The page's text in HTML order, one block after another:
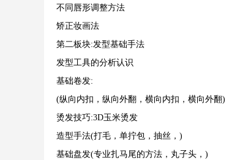
不同唇形调整方法
矫正妆画法
第二板块:发型基础手法
发型工具的分析认识
基础卷发:
(纵向内扣，纵向外翻，横向内扣，横向外翻)
烫发技巧:3D玉米烫发
造型手法(打毛，单拧包，抽丝，)
基础盘发(专业扎马尾的方法，丸子头，)